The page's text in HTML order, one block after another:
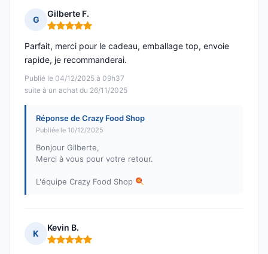
G
Gilberte F.
Note : 5 sur 5
Publié le 04/12/2025 à 09h37
suite à un achat du 26/11/2025
Parfait, merci pour le cadeau, emballage top, envoie
rapide, je recommanderai.
Réponse de Crazy Food Shop
Publiée le 10/12/2025
Bonjour Gilberte,
Merci à vous pour votre retour.
L'équipe Crazy Food Shop
K
Kevin B.
Note : 5 sur 5